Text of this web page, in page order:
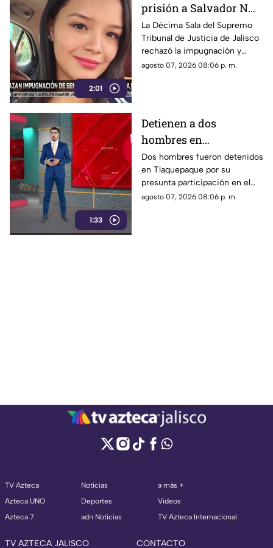
2:01
prisión a Salvador N
por el feminicidio de
Isis Urteaga
La Décima Sala del Supremo
Tribunal de Justicia de Jalisco
rechazó la impugnación y
confirmó la sentencia contra
agosto 07, 2026 08:06 p. m.
1:33
Detienen a dos
hombres en
Tlaquepaque por
presunto abuso y
maltrato animal contra
una perrita
Dos hombres fueron detenidos
en Tlaquepaque por su
presunta participación en el
abuso y maltrato de una
agosto 07, 2026 08:06 p. m.
TV Azteca
Azteca UNO
Azteca 7
Noticias
Deportes
adn Noticias
a más +
Videos
TV Azteca Internacional
TV AZTECA JALISCO CONTACTO